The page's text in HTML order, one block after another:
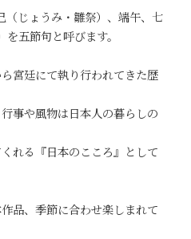
（じょうみ・雛祭）、端午、七
五節句と呼びます。
宮廷にて執り行われてきた歴
事や風物は日本人の暮らしの
れる『日本のこころ』として
品、季節に合わせ楽しまれて